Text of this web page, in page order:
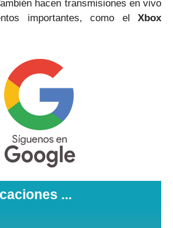
hacen transmisiones en vivo
importantes, como el Xbox
...